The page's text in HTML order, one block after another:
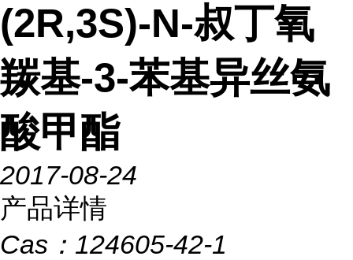
(2R,3S)-N-叔丁氧
羰基-3-苯基异丝氨
酸甲酯
2017-08-24
产品详情
Cas： 124605-42-1